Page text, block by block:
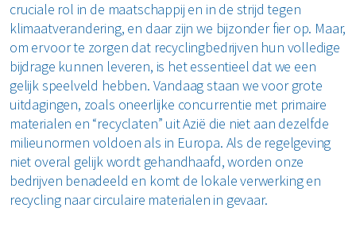
cruciale rol in de maatschappij en in de strijd tegen
klimaatverandering, en daar zijn we bijzonder fier op. Maar,
om ervoor te zorgen dat recyclingbedrijven hun volledige
bijdrage kunnen leveren, is het essentieel dat we een
gelijk speelveld hebben. Vandaag staan we voor grote
uitdagingen, zoals oneerlijke concurrentie met primaire
materialen en “recyclaten” uit Azië die niet aan dezelfde
milieunormen voldoen als in Europa. Als de regelgeving
niet overal gelijk wordt gehandhaafd, worden onze
bedrijven benadeeld en komt de lokale verwerking en
recycling naar circulaire materialen in gevaar.